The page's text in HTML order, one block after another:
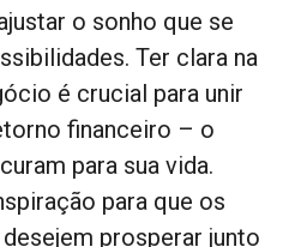
o sonho que se
Ter clara na
é crucial para unir
financeiro – o
para sua vida.
para que os
prosperar junto